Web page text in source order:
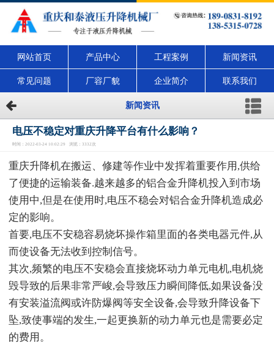
网站首页 产品中心 工程案例 新闻资讯
常见问题 厂容厂貌 企业简介 联系我们
新闻资讯
电压不稳定对重庆升降平台有什么影响？
时间：2022-03-24 10:02:29 浏览：3332次
重庆升降机在搬运、修建等作业中发挥着重要作用,供给
了便捷的运输装备.越来越多的铝合金升降机投入到市场
使用中,但是在使用时,电压不稳会对铝合金升降机造成必
定的影响。
首要,电压不安稳容易烧坏操作箱里面的各类电器元件,从
而使设备无法收到控制信号。
其次,频繁的电压不安稳会直接烧坏动力单元电机,电机烧
毁导致的后果非常严峻,会导致压力瞬间降低,如果设备没
有安装溢流阀或许防爆阀等安全设备,会导致升降设备下
坠,致使事端的发生,一起更换新的动力单元也是需要必定
的费用。